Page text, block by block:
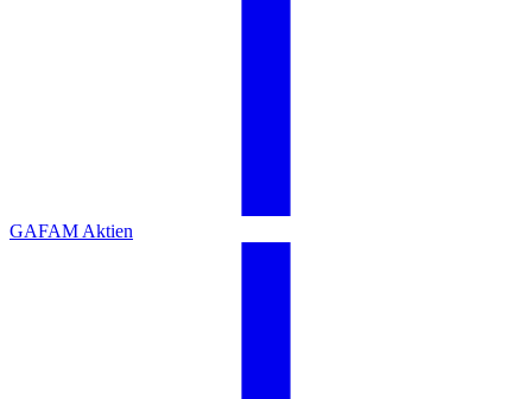
GAFAM Aktien